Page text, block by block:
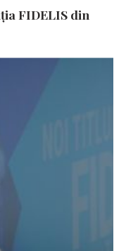
FIDELIS din